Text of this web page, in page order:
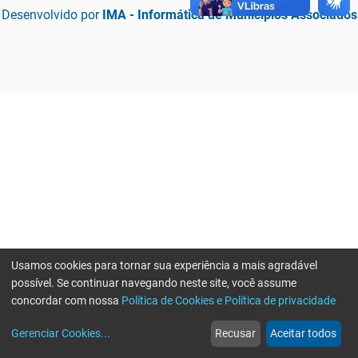
Desenvolvido por IMA - Informática de Municípios Associados
web
Notícias
more_horiz
Mais
Usamos cookies para tornar sua experiência a mais agradável
possível. Se continuar navegando neste site, você assume
concordar com nossa Política de Cookies e Política de privacidade
Gerenciar Cookies... Recusar Aceitar todos
Erro ao enviar informações, por favor tente novamente